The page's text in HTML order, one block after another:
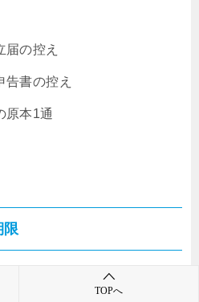
届の控え
告書の控え
原本1通
限
合、まずは所轄の労働基準
TOPへ